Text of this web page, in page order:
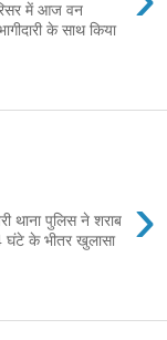
में आज वन
के साथ किया
›
थाना पुलिस ने शराब
घंटे के भीतर खुलासा